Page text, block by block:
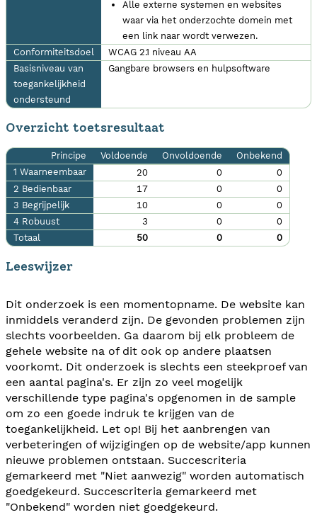
Alle externe systemen en websites
waar via het onderzochte domein met
een link naar wordt verwezen.
Conformiteitsdoel
WCAG 2.1 niveau AA
Basisniveau van
toegankelijkheid
ondersteund
Gangbare browsers en hulpsoftware
Overzicht toetsresultaat
Principe Voldoende Onvoldoende
Onbekend
1 Waarneembaar
20 0
0
2 Bedienbaar
17 0
0
3 Begrijpelijk
10 0
0
4 Robuust
3 0
0
Totaal
50 0 0
Leeswijzer
Dit onderzoek is een momentopname. De website kan
inmiddels veranderd zijn. De gevonden problemen zijn
slechts voorbeelden. Ga daarom bij elk probleem de
gehele website na of dit ook op andere plaatsen
voorkomt. Dit onderzoek is slechts een steekproef van
een aantal pagina's. Er zijn zo veel mogelijk
verschillende type pagina's opgenomen in de sample
om zo een goede indruk te krijgen van de
toegankelijkheid. Let op! Bij het aanbrengen van
verbeteringen of wijzigingen op de website/app kunnen
nieuwe problemen ontstaan. Succescriteria
gemarkeerd met "Niet aanwezig" worden automatisch
goedgekeurd. Succescriteria gemarkeerd met
"Onbekend" worden niet goedgekeurd.